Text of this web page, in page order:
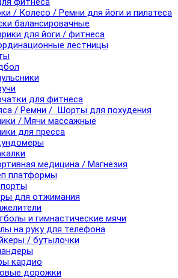
/ Колесо / Ремни для йоги и пилатеса
балансировачные
для йоги / фитнеса
лестницы
для фитнеса
/ Ремни / Шорты для похудения
/ Мячи массажные
для пресса
медицина / Магнезия
платформы
для отжимания
и гимнастические мячи
на руку для телефона
/ бутылочки
кардио
дорожки